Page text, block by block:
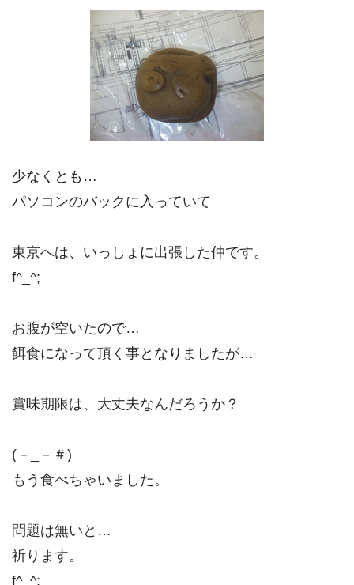
少なくとも…
パソコンのバックに入っていて
東京へは、いっしょに出張した仲です。
f^_^;
お腹が空いたので…
餌食になって頂く事となりましたが…
賞味期限は、大丈夫なんだろうか？
(－_－＃)
もう食べちゃいました。
問題は無いと…
祈ります。
f^_^;